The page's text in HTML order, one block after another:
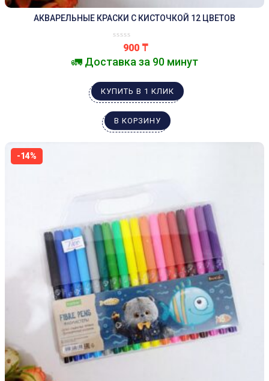
АКВАРЕЛЬНЫЕ КРАСКИ С КИСТОЧКОЙ 12 ЦВЕТОВ
900 ₸
🚛 Доставка за 90 минут
КУПИТЬ В 1 КЛИК
В КОРЗИНУ
-14%